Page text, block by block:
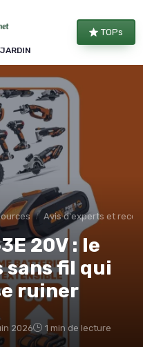
TOPs
Avis d'experts et
20V : le
fil qui
ruiner
2026 1 min de lecture